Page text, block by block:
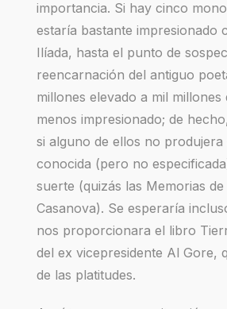
importancia. Si hay cinco
estaría bastante impresionado
Ilíada, hasta el punto de
reencarnación del antiguo
millones elevado a mil
menos impresionado; de
si alguno de ellos no
conocida (pero no
suerte (quizás las Memorias de
Casanova). Se esperaría
nos proporcionara el libro
del ex vicepresidente Al Gore,
de las platitudes.